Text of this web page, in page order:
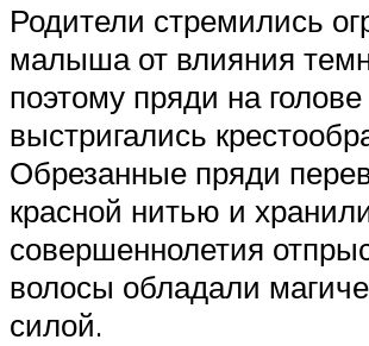
Родители стремились
малыша от влияния
поэтому пряди на голове
выстригались
Обрезанные пряди
красной нитью и
совершеннолетия
волосы обладали
силой.